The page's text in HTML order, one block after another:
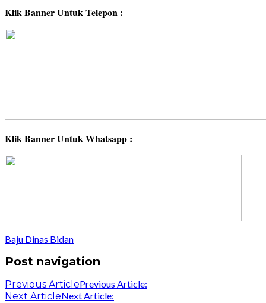
Klik Banner Untuk Telepon :
Klik Banner Untuk Whatsapp :
Baju Dinas Bidan
Post navigation
Previous ArticlePrevious Article:
Next ArticleNext Article: